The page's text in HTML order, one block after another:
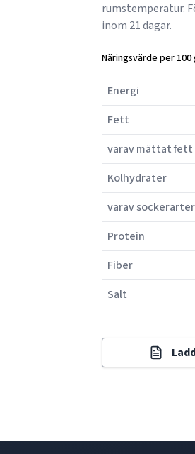
rumstemperatur.
inom 21 dagar.
Näringsvärde per 100
Energi
Fett
varav mättat fett
Kolhydrater
varav sockerarter
Protein
Fiber
Salt